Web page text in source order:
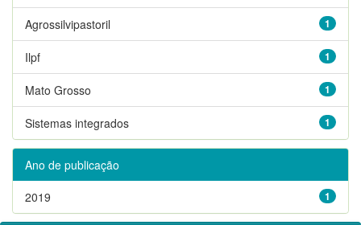
1
Agrossilvipastoril
1
Ilpf
1
Mato Grosso
1
Sistemas integrados
Ano de publicação
1
2019